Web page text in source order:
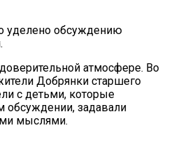
уделено обсуждению
атмосфере. Во
Добрянки старшего
с детьми, которые
обсуждении, задавали
мыслями.